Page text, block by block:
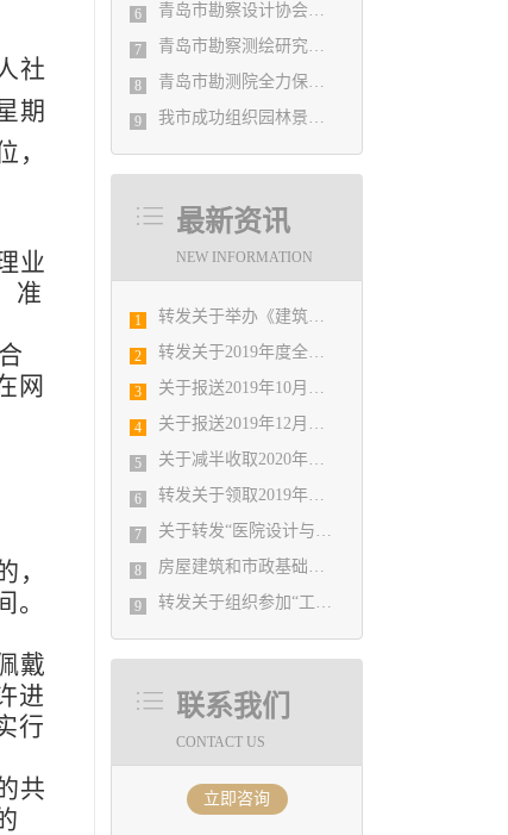
6 青岛市勘察设计协会党支部召开党史学习教育专题组织生活会
7 青岛市勘察测绘研究院参加第29届国际制图大会并荣获3项国际大奖
8 青岛市勘测院全力保障自然灾害普查区县级质检汇交工作
9 我市成功组织园林景观设计创意职业技能竞赛
最新资讯
NEW INFORMATION
1 转发关于举办《建筑电气与智能化通用规范》 GB55024-2022公益宣贯的通知
2 转发关于2019年度全国勘察设计注册工程师执业资格考试工作有关问题的通知
3 关于报送2019年10月份勘察设计经济形势月报有关工作的通知
4 关于报送2019年12月份勘察设计经济形势月报有关工作的通知
5 关于减半收取2020年度会费的决定
6 转发关于领取2019年度山东省建筑信息模型（BIM）技术应用大赛获奖证书的通知
7 关于转发“医院设计与建造论坛”的通知
8 房屋建筑和市政基础设施工程施工图审查办理服务指南
9 转发关于组织参加“工程勘察专题”大师讲堂的通知
联系我们
CONTACT US
立即咨询
社
期
，
业
准
网
，
。
戴
进
行
共